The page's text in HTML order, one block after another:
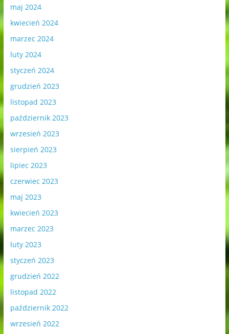
maj 2024
kwiecień 2024
marzec 2024
luty 2024
styczeń 2024
grudzień 2023
listopad 2023
październik 2023
wrzesień 2023
sierpień 2023
lipiec 2023
czerwiec 2023
maj 2023
kwiecień 2023
marzec 2023
luty 2023
styczeń 2023
grudzień 2022
listopad 2022
październik 2022
wrzesień 2022